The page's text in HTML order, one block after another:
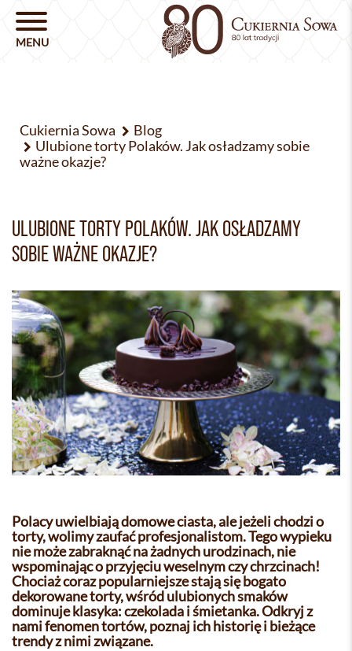
Cukiernia Sowa
Blog
Ulubione torty Polaków. Jak osładzamy sobie
ważne okazje?
ULUBIONE TORTY POLAKÓW. JAK OSŁADZAMY
SOBIE WAŻNE OKAZJE?
Polacy uwielbiają domowe ciasta, ale jeżeli chodzi o
torty, wolimy zaufać profesjonalistom. Tego wypieku
nie może zabraknąć na żadnych urodzinach, nie
wspominając o przyjęciu weselnym czy chrzcinach!
Chociaż coraz popularniejsze stają się bogato
dekorowane torty, wśród ulubionych smaków
dominuje klasyka: czekolada i śmietanka. Odkryj z
nami fenomen tortów, poznaj ich historię i bieżące
trendy z nimi związane.